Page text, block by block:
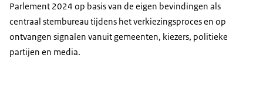
Parlement 2024 op basis van de eigen bevindingen als
centraal stembureau tijdens het verkiezingsproces en op
ontvangen signalen vanuit gemeenten, kiezers, politieke
partijen en media.